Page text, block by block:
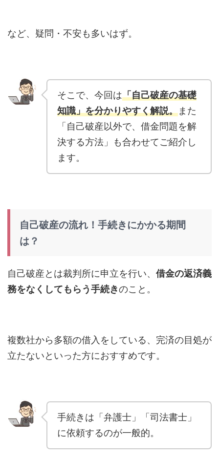
など、疑問・不安も多いはず。
そこで、今回は「自己破産の基礎
知識」を分かりやすく解説。また
「自己破産以外で、借金問題を解
決する方法」も合わせてご紹介し
ます。
自己破産の流れ！手続きにかかる期間
は？
自己破産とは裁判所に申立を行い、 借金の返済義
務をなくしてもらう手続きのこと。
複数社から多額の借入をしている、完済の目処が
立たないといった方におすすめです。
手続きは「弁護士」「司法書士」
に依頼するのが一般的。